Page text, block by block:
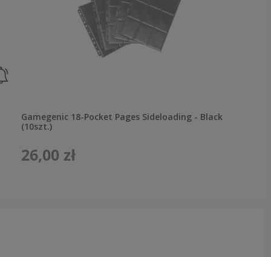
Gamegenic 18-Pocket Pages Sideloading - Black
(10szt.)
26,00 zł